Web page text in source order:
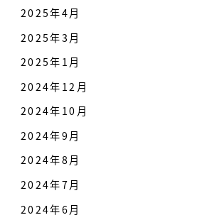
2025年4月
2025年3月
2025年1月
2024年12月
2024年10月
2024年9月
2024年8月
2024年7月
2024年6月